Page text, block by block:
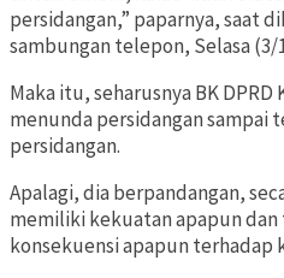
persidangan,” paparnya, saat
sambungan telepon, Selasa (3/
Maka itu, seharusnya BK
menunda persidangan sampai
persidangan.
Apalagi, dia berpandangan,
memiliki kekuatan apapun
konsekuensi apapun terhadap